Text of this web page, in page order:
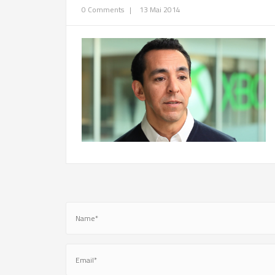
0 Comments | 13 Mai 2014